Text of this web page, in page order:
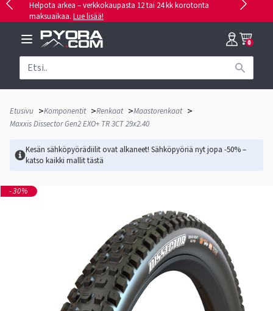
Helpota arkea – verkkokaupasta 12 tai 24 kk korotonta
maksuaikaa. Lue lisää!
0
Etusivu >Komponentit >Renkaat >Maastorenkaat >
Maxxis Dissector Gen2 EXO+ TR 3CT 29x2.40
Kesän sähköpyörädiilit ovat alkaneet! Sähköpyöriä nyt jopa -50% –
katso kaikki mallittästä
-30%